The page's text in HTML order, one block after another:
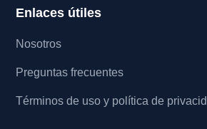
Enlaces útiles
Nosotros
Preguntas frecuentes
Términos de uso y política de